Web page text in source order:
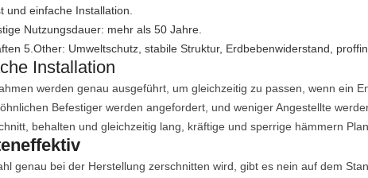
und einfache Installation.
Nutzungsdauer: mehr als 50 Jahre.
5.Other: Umweltschutz, stabile Struktur, Erdbebenwiderstand,
Installation
werden genau ausgeführt, um gleichzeitig zu passen, wenn ein
Befestiger werden angefordert, und weniger Angestellte
behalten und gleichzeitig lang, kräftige und sperrige hämmern
genau bei der Herstellung zerschnitten wird, gibt es nein auf dem